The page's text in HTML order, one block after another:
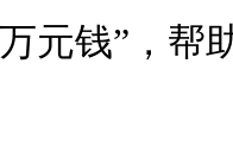
元钱”，帮